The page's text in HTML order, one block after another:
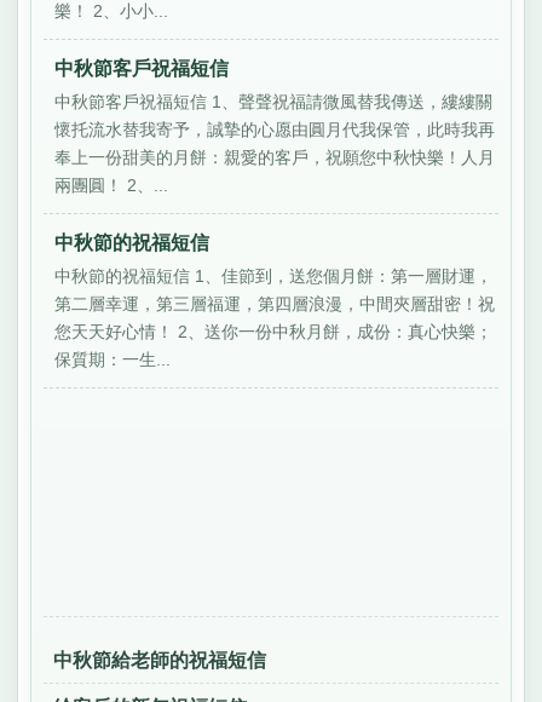
樂！ 2、小小...
中秋節客戶祝福短信
中秋節客戶祝福短信 1、聲聲祝福請微風替我傳送，縷縷關
懷托流水替我寄予，誠摯的心愿由圓月代我保管，此時我再
奉上一份甜美的月餅：親愛的客戶，祝願您中秋快樂！人月
兩團圓！ 2、...
中秋節的祝福短信
中秋節的祝福短信 1、佳節到，送您個月餅：第一層財運，
第二層幸運，第三層福運，第四層浪漫，中間夾層甜密！祝
您天天好心情！ 2、送你一份中秋月餅，成份：真心快樂；
保質期：一生...
中秋節給老師的祝福短信